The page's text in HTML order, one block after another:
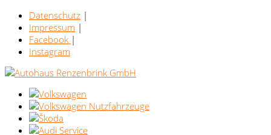
Datenschutz |
Impressum |
Facebook |
Instagram